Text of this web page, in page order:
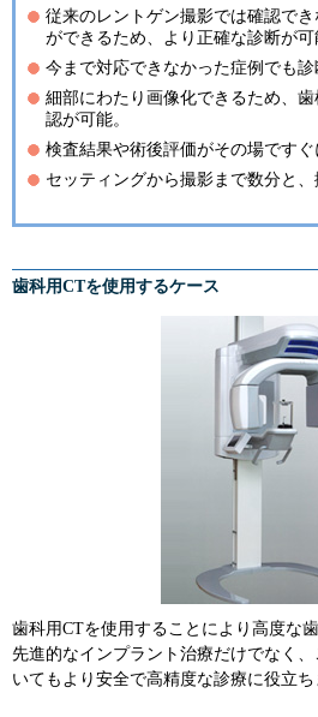
従来のレントゲン撮影では確認で
ができるため、より正確な診断が可
今まで対応できなかった症例でも診
細部にわたり画像化できるため、
認が可能。
検査結果や術後評価がその場ですぐ
セッティングから撮影まで数分と、
歯科用CTを使用するケース
歯科用CTを使用することにより高度な
先進的なインプラント治療だけでなく
いてもより安全で高精度な診療に役立ち